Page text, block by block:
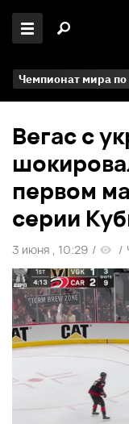
Чемпионат мира по
Вегас с
первом
серии
3 июня , 10:29 / /